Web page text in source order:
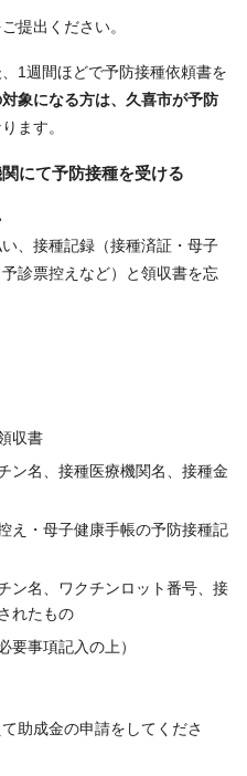
提出ください。
1週間ほどで予防接種依頼書を
象になる方は、久喜市が予防
ます。
にて予防接種を受ける
、接種記録（接種済証・母子
診票控えなど）と領収書を忘
収書
ン名、接種医療機関名、接種金
え・母子健康手帳の予防接種記
ン名、ワクチンロット番号、接
れたもの
要事項記入の上）
助成金の申請をしてくださ